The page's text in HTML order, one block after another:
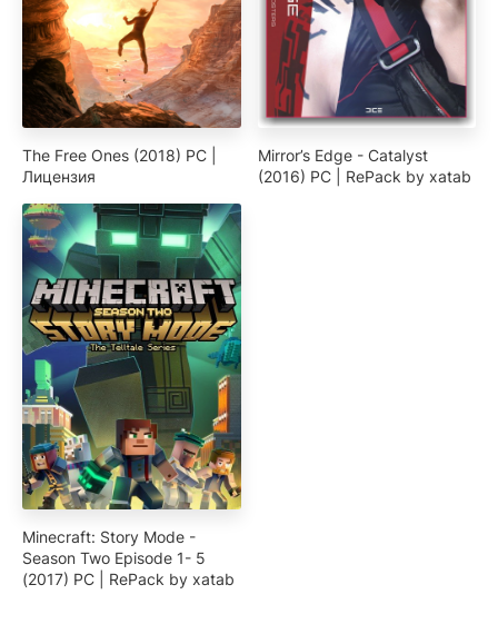
The Free Ones (2018) PC |
Лицензия
Mirror’s Edge - Catalyst
(2016) PC | RePack by xatab
Minecraft: Story Mode -
Season Two Episode 1- 5
(2017) PC | RePack by xatab